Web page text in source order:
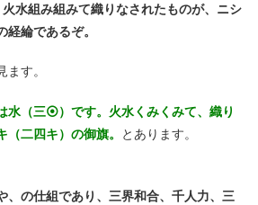
水組み組みて織りなされたものが、ニシ
綸であるぞ。
す。
水（三⦿）です。火水くみくみて、織り
二四キ）の御旗。
とあります。
、の仕組であり、三界和合、千人力、三